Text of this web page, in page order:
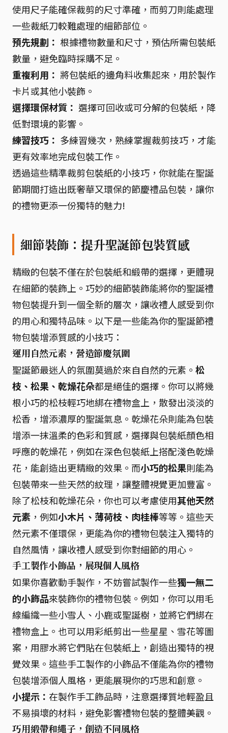
使用尺子能確保裁剪的尺寸準確，而剪刀則能處理
一些裁紙刀較難處理的細節部位。
預先規劃： 根據禮物數量和尺寸，預估所需包裝紙
數量，避免臨時採購不足。
重複利用： 將包裝紙的邊角料收集起來，用於製作
卡片或其他小裝飾。
選擇環保材質： 選擇可回收或可分解的包裝紙，降
低對環境的影響。
練習技巧： 多練習幾次，熟練掌握裁剪技巧，才能
更有效率地完成包裝工作。
透過這些精準裁剪包裝紙的小技巧，你就能在聖誕
節期間打造出既奢華又環保的節慶禮品包裝，讓你
的禮物更添一份獨特的魅力!
細節裝飾：提升聖誕節包裝質感
精緻的包裝不僅在於包裝紙和緞帶的選擇，更體現
在細節的裝飾上。巧妙的細節裝飾能將你的聖誕禮
物包裝提升到一個全新的層次，讓收禮人感受到你
的用心和獨特品味。以下是一些能為你的聖誕節禮
物包裝增添質感的小技巧：
運用自然元素，營造節慶氛圍
聖誕節最迷人的氛圍莫過於來自自然的元素。 松
枝、松果、乾燥花朵都是絕佳的選擇。你可以將幾
根小巧的松枝輕巧地綁在禮物盒上，散發出淡淡的
松香，增添濃厚的聖誕氣息。乾燥花朵則能為包裝
增添一抹溫柔的色彩和質感，選擇與包裝紙顏色相
呼應的乾燥花，例如在深色包裝紙上搭配淺色乾燥
花，能創造出更精緻的效果。而小巧的松果則能為
包裝帶來一些天然的紋理，讓整體視覺更加豐富。
除了松枝和乾燥花朵，你也可以考慮使用其他天然
元素 ，例如小木片、薄荷枝、肉桂棒等等。這些天
然元素不僅環保，更能為你的禮物包裝注入獨特的
自然風情，讓收禮人感受到你對細節的用心。
手工製作小飾品，展現個人風格
如果你喜歡動手製作，不妨嘗試製作一些獨一無二
的小飾品來裝飾你的禮物包裝。例如，你可以用毛
線編織一些小雪人、小鹿或聖誕樹，並將它們綁在
禮物盒上。也可以用彩紙剪出一些星星、雪花等圖
案，用膠水將它們貼在包裝紙上，創造出獨特的視
覺效果。這些手工製作的小飾品不僅能為你的禮物
包裝增添個人風格，更能展現你的巧思和創意。
小提示： 在製作手工飾品時，注意選擇質地輕盈且
不易損壞的材料，避免影響禮物包裝的整體美觀。
巧用緞帶和繩子，創造不同風格